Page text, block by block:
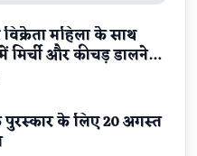
महिला के साथ
मिर्ची और कीचड़ डालने
पुरस्कार के लिए 20 अगस्त